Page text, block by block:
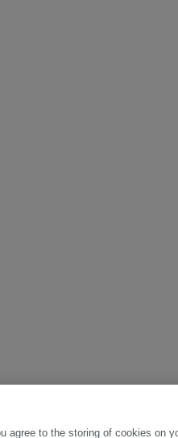
agree to the storing of cookies on